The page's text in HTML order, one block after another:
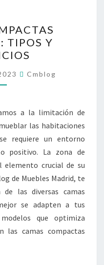
TIPOS Y
Cmblog
a la limitación de
las habitaciones
requiere un entorno
positivo. La zona de
elemento crucial de su
de Muebles Madrid, te
las diversas camas
se adapten a tus
que optimiza
las camas compactas